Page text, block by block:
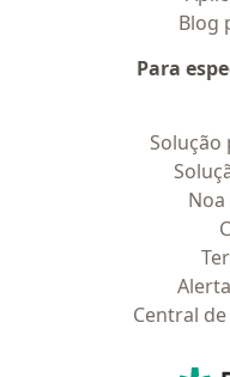
Blog
Para
Solução
Central